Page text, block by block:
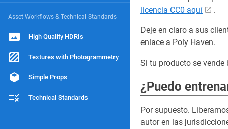
Asset Workflows & Technical Standards
High Quality HDRIs
Textures with Photogrammetry
Simple Props
Technical Standards
licencia CC0 aquí
.
Deje en claro a sus
enlace a Poly Haven.
Si tu producto se
¿Puedo
Por supuesto.
autor en las